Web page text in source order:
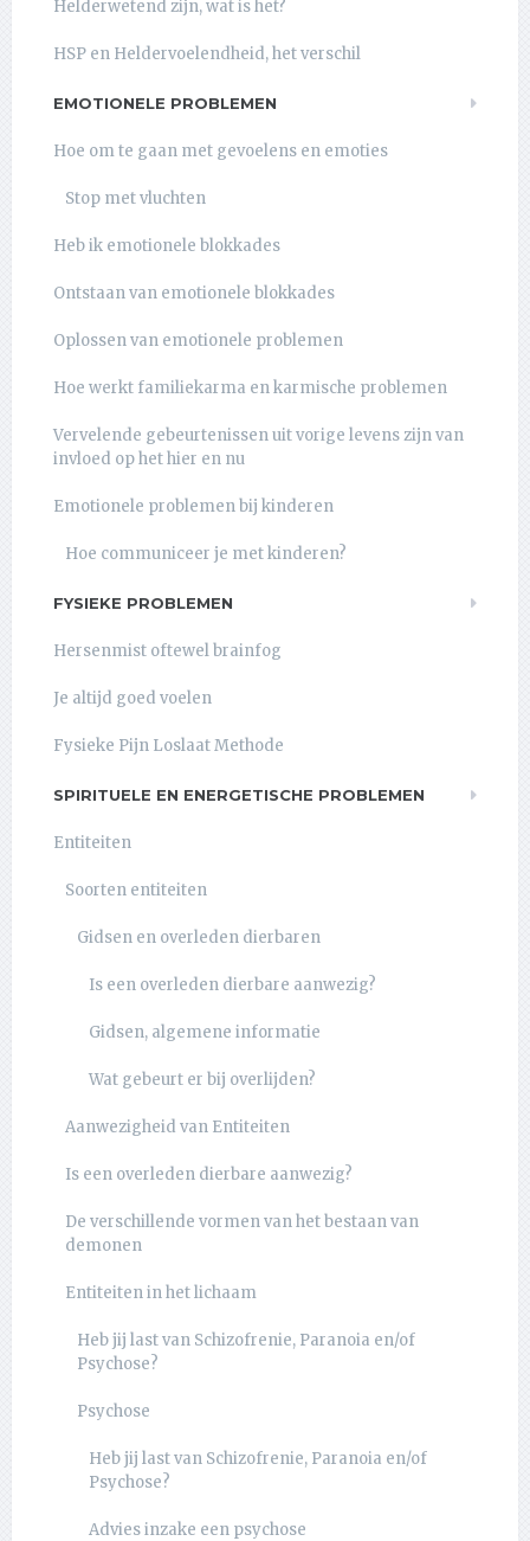
Helderwetend zijn, wat is het?
HSP en Heldervoelendheid, het verschil
EMOTIONELE PROBLEMEN
Hoe om te gaan met gevoelens en emoties
Stop met vluchten
Heb ik emotionele blokkades
Ontstaan van emotionele blokkades
Oplossen van emotionele problemen
Hoe werkt familiekarma en karmische problemen
Vervelende gebeurtenissen uit vorige levens zijn van
invloed op het hier en nu
Emotionele problemen bij kinderen
Hoe communiceer je met kinderen?
FYSIEKE PROBLEMEN
Hersenmist oftewel brainfog
Je altijd goed voelen
Fysieke Pijn Loslaat Methode
SPIRITUELE EN ENERGETISCHE PROBLEMEN
Entiteiten
Soorten entiteiten
Gidsen en overleden dierbaren
Is een overleden dierbare aanwezig?
Gidsen, algemene informatie
Wat gebeurt er bij overlijden?
Aanwezigheid van Entiteiten
Is een overleden dierbare aanwezig?
De verschillende vormen van het bestaan van
demonen
Entiteiten in het lichaam
Heb jij last van Schizofrenie, Paranoia en/of
Psychose?
Psychose
Heb jij last van Schizofrenie, Paranoia en/of
Psychose?
Advies inzake een psychose